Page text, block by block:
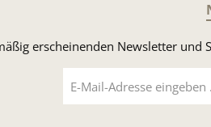
erscheinenden Newsletter
Mail-
Adresse